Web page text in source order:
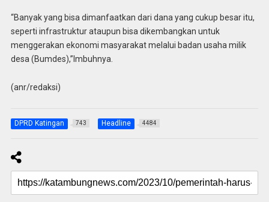
“Banyak yang bisa dimanfaatkan dari dana yang cukup besar itu,
seperti infrastruktur ataupun bisa dikembangkan untuk
menggerakan ekonomi masyarakat melalui badan usaha milik
desa (Bumdes),”Imbuhnya.
(anr/redaksi)
DPRD Katingan 743 Headline 4484